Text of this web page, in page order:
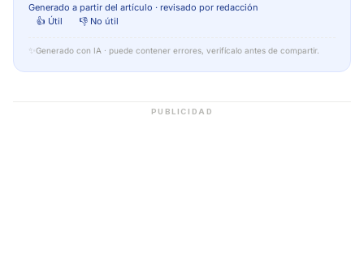
Generado a partir del artículo · revisado por redacción
👍 Útil
👎 No útil
✨ Generado con IA · puede contener errores, verifícalo antes de compartir.
PUBLICIDAD